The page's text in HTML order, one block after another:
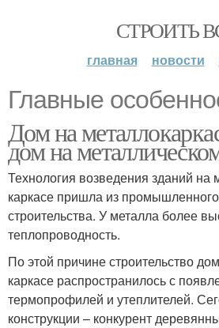
СТРОИТЬ
главная новости
Главные
Дом на
дом на
Технология возведения зданий на
каркасе пришла из промышленного
строительства. У металла более
теплопроводность.
По этой причине строительство
каркасе распространилось с
термопрофилей и утеплителей.
конструкции – конкурент